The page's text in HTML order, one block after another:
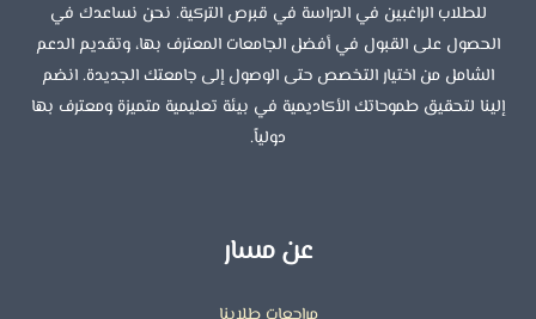
للطلاب الراغبين في الدراسة في قبرص التركية. نحن نساعدك في
الحصول على القبول في أفضل الجامعات المعترف بها، وتقديم الدعم
الشامل من اختيار التخصص حتى الوصول إلى جامعتك الجديدة. انضم
إلينا لتحقيق طموحاتك الأكاديمية في بيئة تعليمية متميزة ومعترف بها
دولياً.
عن مسار